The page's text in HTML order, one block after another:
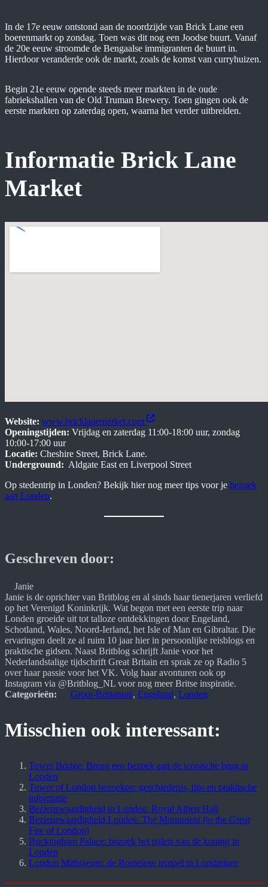
In de 17e eeuw ontstond aan de noordzijde van Brick Lane een
boerenmarkt op zondag. Toen was dit nog een Joodse buurt. Vanaf
de 20e eeuw stroomde de Bengaalse immigranten de buurt in.
Hierdoor veranderde ook de markt, zoals de komst van curryhuizen.
Begin 21e eeuw opende steeds meer markten in de oude
fabriekshallen van de Old Truman Brewery. Toen gingen ook de
eerste markten op zaterdag open, waarna het verder uitbreiden.
Informatie Brick Lane
Market
Website: www.bricklanemarket.com
Openingstijden: Vrijdag en zaterdag 11:00-18:00 uur, zondag
10:00-17:00 uur
Locatie: Cheshire Street, Brick Lane.
Underground: Aldgate East en Liverpool Street
Op stedentrip in Londen? Bekijk hier nog meer tips voor je bezoek
aan Londen.
Geschreven door:
Janie
Janie is de oprichter van Britblog en al sinds haar tienerjaren verliefd
op het Verenigd Koninkrijk. Wat begon met een eerste trip naar
Londen groeide uit tot talloze ontdekkingen door Engeland,
Schotland, Wales, Noord-Ierland, het Isle of Man en Gibraltar. Die
ervaringen deelt ze al ruim 10 jaar hier in persoonlijke reisblogs en
praktische gidsen. Naast Britblog schrijft Janie voor het
Nederlandstalige tijdschrift Great Britain en sprak ze op Radio 5
over haar passie voor het VK. Volg haar avonturen ook op
Instagram via @Britblog_NL voor nog meer Britse inspiratie.
Categorieën:
Groot-Brittannië, Engeland, Londen
Misschien ook interessant:
Tower Bridge: Breng een bezoek aan de iconische brug in
Londen
Tower of London bezoeken: geschiedenis, tips en praktische
informatie
Bezienswaardigheid in Londen: Royal Albert Hall
Bezienswaardigheid Londen: The Monument (to the Great
Fire of London)
Buckingham Palace: bezoek het paleis van de koning in
Londen
London Mithraeum: de Romeinse tempel in Londinium